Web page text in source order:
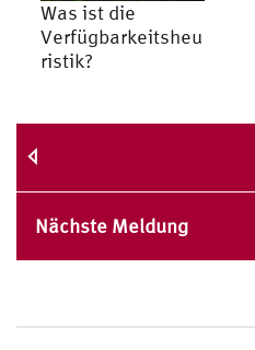
Was ist die
Verfügbarkeitsheu
ristik?
Nächste Meldung